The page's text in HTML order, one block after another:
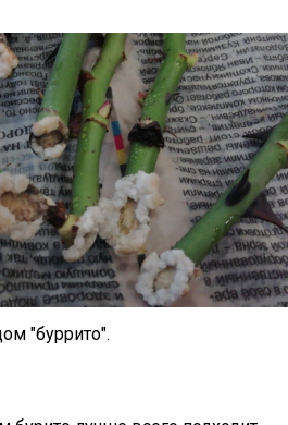
"буррито".